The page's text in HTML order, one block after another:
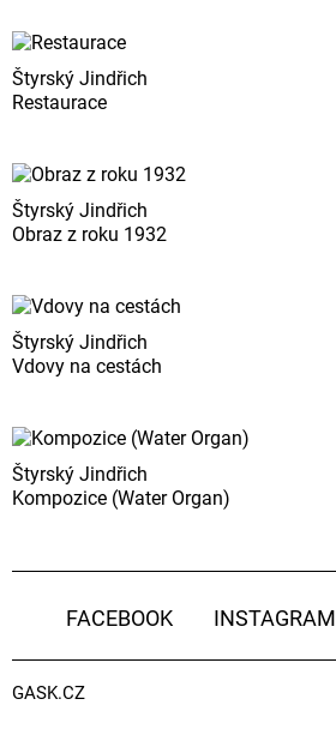
Štyrský Jindřich
Restaurace
Štyrský Jindřich
Obraz z roku 1932
Štyrský Jindřich
Vdovy na cestách
Štyrský Jindřich
Kompozice (Water Organ)
FACEBOOK INSTAGRAM
GASK.CZ